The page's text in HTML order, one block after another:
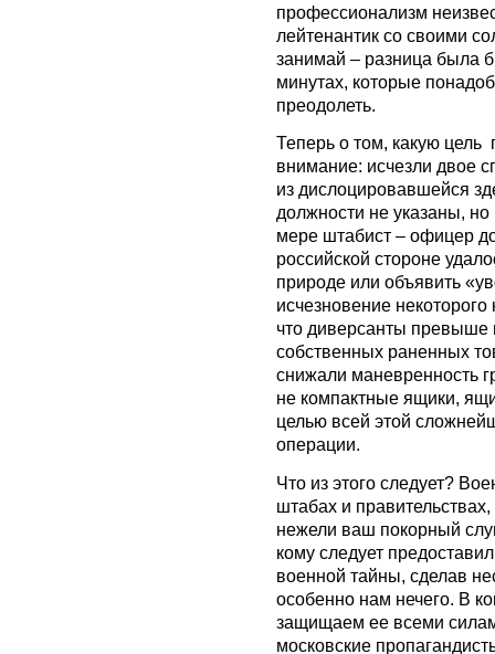
профессионализм
лейтенантик со своими
занимай – разница была
минутах, которые
преодолеть.
Теперь о том, какую
внимание: исчезли двое
из дислоцировавшейся
должности не указаны,
мере штабист – офицер
российской стороне
природе или объявить
исчезновение
что диверсанты превыше
собственных раненных
снижали маневренность
не компактные ящики,
целью всей этой
операции.
Что из этого следует?
штабах и
нежели ваш покорный
кому следует
военной тайны, сделав
особенно нам нечего. В
защищаем ее всеми
московские